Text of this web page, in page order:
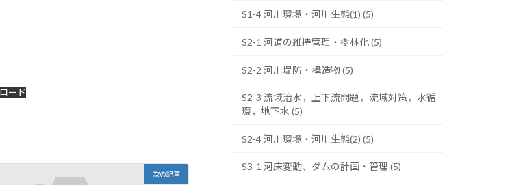
ード
次の記事
S1-4 河川環境・河川生態(1) (5)
S2-1 河道の維持管理・樹林化 (5)
S2-2 河川堤防・構造物 (5)
S2-3 流域治水，上下流問題，流域対策，水循
環，地下水 (5)
S2-4 河川環境・河川生態(2) (5)
S3-1 河床変動、ダムの計画・管理 (5)